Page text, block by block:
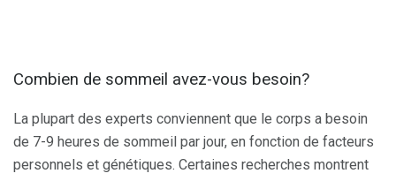
Combien de sommeil avez-vous besoin?
La plupart des experts conviennent que le corps a besoin
de 7-9 heures de sommeil par jour, en fonction de facteurs
personnels et génétiques. Certaines recherches montrent